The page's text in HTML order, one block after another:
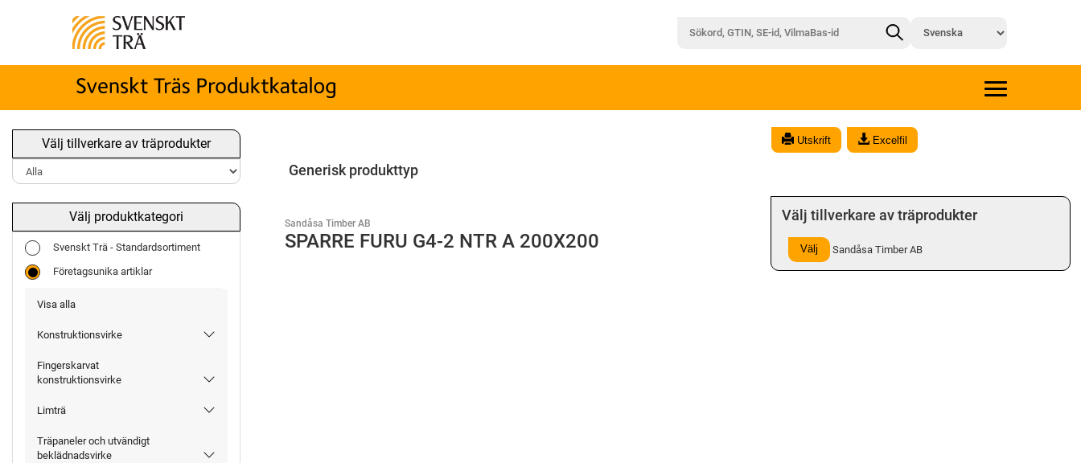
Välj tillverkare av träprodukter
Välj produktkategori
Svenskt Trä - Standardsortiment
Företagsunika artiklar
Visa alla
Konstruktionsvirke
Fingerskarvat
konstruktionsvirke
Limträ
Träpaneler och utvändigt
beklädnadsvirke
Utskrift Excelfil
Generisk produkttyp
Sandåsa Timber AB
SPARRE FURU G4-2 NTR A 200X200
Välj tillverkare av träprodukter
Välj Sandåsa Timber AB